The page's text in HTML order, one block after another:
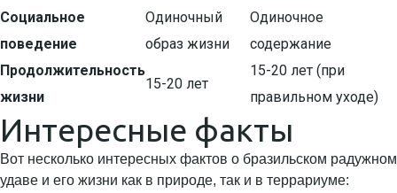
Социальное
поведение
Одиночный
образ жизни
Одиночное
содержание
Продолжительность
жизни
15-20 лет
15-20 лет (при
правильном уходе)
Интересные факты
Вот несколько интересных фактов о бразильском радужном
удаве и его жизни как в природе, так и в террариуме: